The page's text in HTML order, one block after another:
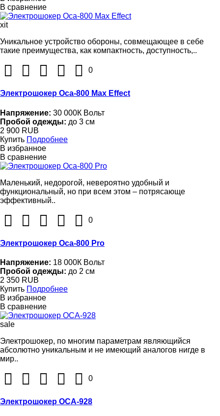
В сравнение
xit
Уникальное устройство обороны, совмещающее в себе
такие преимущества, как компактность, доступность,..
0
Электрошокер Оса-800 Max Effect
Напряжение: 30 000К Вольт
Пробой одежды: до 3 см
2 900 RUB
Купить Подробнее
В избранное
В сравнение
Маленький, недорогой, невероятно удобный и
функциональный, но при всем этом – потрясающе
эффективный..
0
Электрошокер Оса-800 Pro
Напряжение: 18 000К Вольт
Пробой одежды: до 2 см
2 350 RUB
Купить Подробнее
В избранное
В сравнение
sale
Электрошокер, по многим параметрам являющийся
абсолютно уникальным и не имеющий аналогов нигде в
мир..
0
Электрошокер ОСА-928